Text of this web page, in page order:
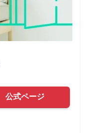
公式ページ